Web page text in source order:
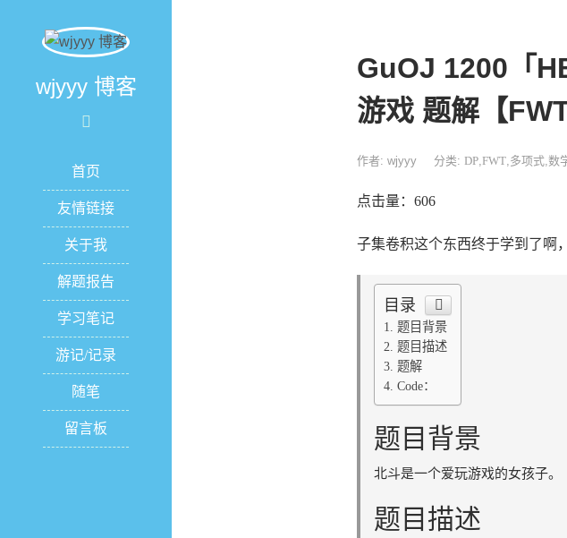
wjyyy 博客
首页
友情链接
关于我
解题报告
学习笔记
游记/记录
随笔
留言板
GuOJ 1200「
游戏 题解【
作者: wjyyy 分类: DP,FWT,多项式,数
点击量：606
子集卷积这个东西终于学到了啊
目录
题目背景
题目描述
题解
Code：
题目背景
北斗是一个爱玩游戏的女孩子。
题目描述